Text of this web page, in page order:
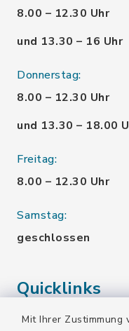
Mit Ihrer
8.00 – 12.30 Uhr
und 13.30 – 16 Uhr
Donnerstag:
8.00 – 12.30 Uhr
und 13.30 – 18.00
Freitag:
8.00 – 12.30 Uhr
Samstag:
geschlossen
Quicklinks
Landratsamt